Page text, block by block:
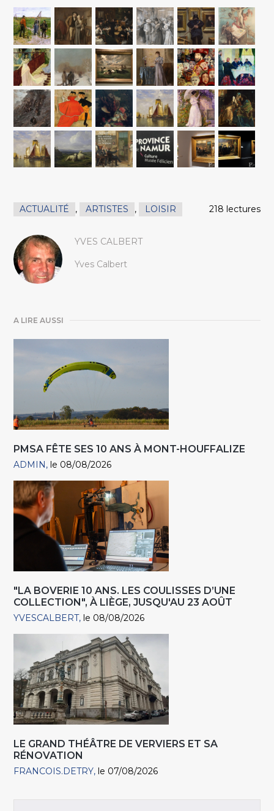
ACTUALITÉ , ARTISTES , LOISIR 218 lectures
YVES CALBERT
Yves Calbert
A LIRE AUSSI
PMSA FÊTE SES 10 ANS À MONT-HOUFFALIZE
ADMIN le 08/08/2026
"LA BOVERIE 10 ANS. LES COULISSES D’UNE
COLLECTION", À LIÈGE, JUSQU'AU 23 AOÛT
YVESCALBERT le 08/08/2026
LE GRAND THÉÂTRE DE VERVIERS ET SA
RÉNOVATION
FRANCOIS.DETRY le 07/08/2026